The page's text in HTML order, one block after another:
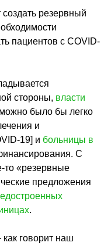
резервный
пациентов с СОVID-
стороны, власти
было бы легко
и
19] и больницы в
С
то «резервные
предложения
.
говорит наш